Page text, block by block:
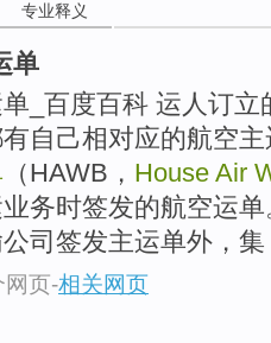
专业释义
单
_百度百科 运人订
自己相对应的航空
（HAWB， House Air
务时签发的航空运
司签发主运单外，集
网页-相关网页